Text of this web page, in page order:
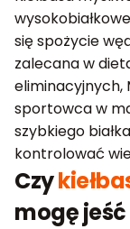
się spożycie
zalecana w
sportowca w
szybkiego
kontrolować
Czy
mogę